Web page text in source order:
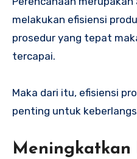
melakukan efisiensi
prosedur yang tepat
tercapai.
Maka dari itu, efisiensi
penting untuk
Meningkatkan